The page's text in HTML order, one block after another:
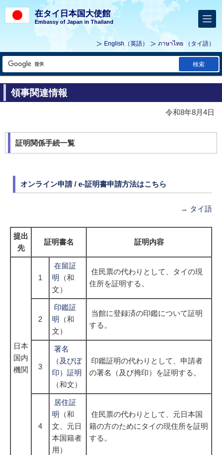
在タイ日本国大使館
Embassy of Japan in Thailand
English（英語） ภาษาไทย（タイ語）
検索
領事関連情報
令和8年8月4日
証明関係手続一覧
オンライン申請 / e-証明書申請方法はこちら
→ タイ語
提出
先
証明書名 証明内容
日本
国内
機関
1
在留証
明
（和
文）
住民票の代わりとして、タイの現
住所を証明する。
2
印鑑証
明
（和
文）
当館に登録済の印鑑について証明
する。
3
署名
（及びぼ
印）証明
（和文）
印鑑証明の代わりとして、申請者
の署名（及び拇印）を証明する。
4
居住証
明
（和
文、元日
本国籍者
用）
住民票の代わりとして、元日本国
籍の方のためにタイの現住所を証明
する。